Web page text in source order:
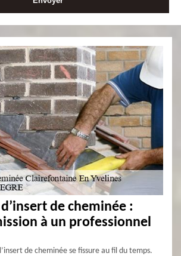
de cheminée :
à un professionnel
de cheminée se fissure au fil du temps.